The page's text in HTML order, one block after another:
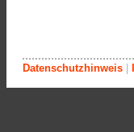
Datenschutzhinweis